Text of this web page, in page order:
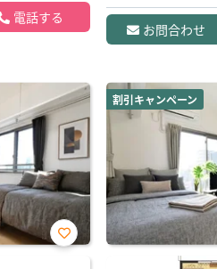
電話する
お問合わせ
お気
割引キャンペーン